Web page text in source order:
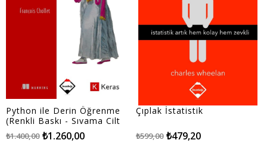
Python ile Derin Öğrenme
(Renkli Baskı - Sıvama Cilt
Kapaklı)
₺1.260,00
₺1.400,00
Çıplak İstatistik
₺479,20
₺599,00